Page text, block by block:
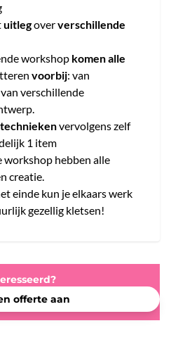
uitlegoververschillende
workshop komen alle
voorbij: van
verschillende
vervolgens zelf
1 item
workshop hebben alle
creatie.
einde kun je elkaars werk
gezellig kletsen!
offerte aan